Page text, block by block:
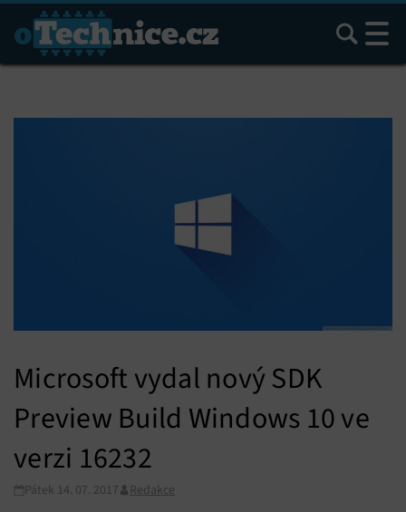
Hledat
Microsoft vydal nový SDK
Preview Build Windows 10 ve
verzi 16232
Pátek 14. 07. 2017 Redakce